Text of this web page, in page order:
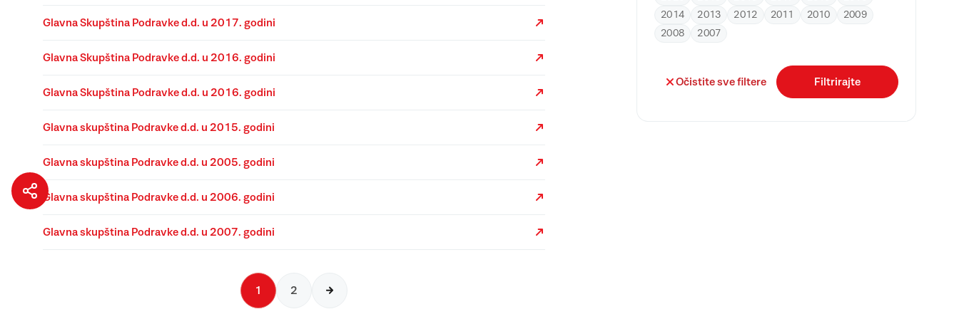
Glavna Skupština Podravke d.d. u 2017. godini
Glavna Skupština Podravke d.d. u 2016. godini
Glavna Skupština Podravke d.d. u 2016. godini
Glavna skupština Podravke d.d. u 2015. godini
Glavna skupština Podravke d.d. u 2005. godini
Glavna skupština Podravke d.d. u 2006. godini
Glavna skupština Podravke d.d. u 2007. godini
1 2
2014
2013 2012 2011 2010
2009
2008
2007
Očistite sve filtere Filtrirajte